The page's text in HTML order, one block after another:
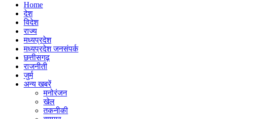
Home
देश
विदेश
राज्य
मध्यप्रदेश
मध्यप्रदेश जनसंपर्क
छत्तीसगढ़
राजनीती
जुर्म
अन्य खबरें
मनोरंजन
खेल
तकनीकी